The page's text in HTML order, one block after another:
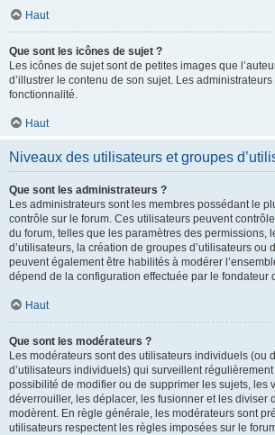
Haut
Que sont les icônes de sujet ?
Les icônes de sujet sont de petites images que
d’illustrer le contenu de son sujet. Les
fonctionnalité.
Haut
Niveaux des utilisateurs et groupes
Que sont les administrateurs ?
Les administrateurs sont les membres possédant le
contrôle sur le forum. Ces utilisateurs peuvent
du forum, telles que les paramètres des permissions,
d’utilisateurs, la création de groupes d’utilisateurs ou
peuvent également être habilités à modérer
dépend de la configuration effectuée par le fondateur
Haut
Que sont les modérateurs ?
Les modérateurs sont des utilisateurs individuels (ou
d’utilisateurs individuels) qui surveillent
possibilité de modifier ou de supprimer les sujets, les
déverrouiller, les déplacer, les fusionner et les diviser
modèrent. En règle générale, les modérateurs sont
utilisateurs respectent les règles imposées sur le